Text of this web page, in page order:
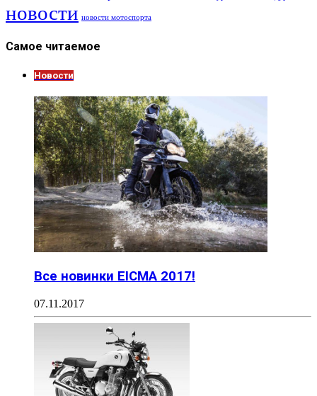
новости новости мотоспорта
Самое читаемое
Новости
Все новинки EICMA 2017!
07.11.2017